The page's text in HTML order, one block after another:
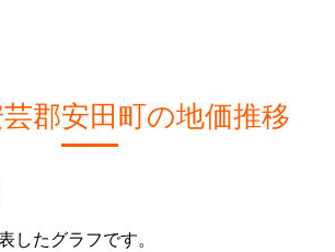
郡安田町の地価推移
したグラフです。